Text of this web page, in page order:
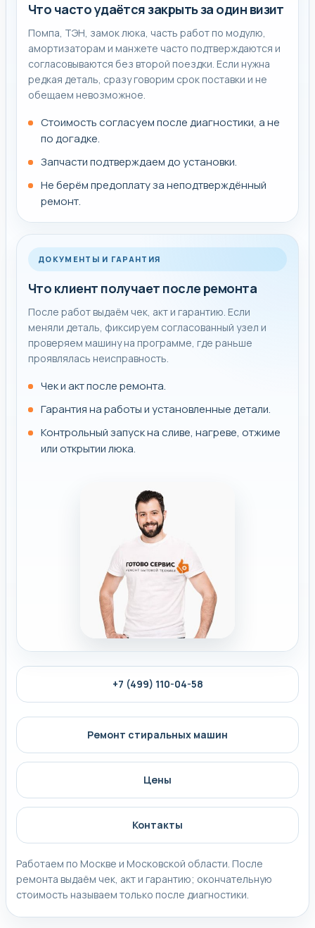
Что часто удаётся закрыть за один визит
Помпа, ТЭН, замок люка, часть работ по модулю,
амортизаторам и манжете часто подтверждаются и
согласовываются без второй поездки. Если нужна
редкая деталь, сразу говорим срок поставки и не
обещаем невозможное.
Стоимость согласуем после диагностики, а не
по догадке.
Запчасти подтверждаем до установки.
Не берём предоплату за неподтверждённый
ремонт.
ДОКУМЕНТЫ И ГАРАНТИЯ
Что клиент получает после ремонта
После работ выдаём чек, акт и гарантию. Если
меняли деталь, фиксируем согласованный узел и
проверяем машину на программе, где раньше
проявлялась неисправность.
Чек и акт после ремонта.
Гарантия на работы и установленные детали.
Контрольный запуск на сливе, нагреве, отжиме
или открытии люка.
+7 (499) 110-04-58
Ремонт стиральных машин
Цены
Контакты
Работаем по Москве и Московской области. После
ремонта выдаём чек, акт и гарантию; окончательную
стоимость называем только после диагностики.